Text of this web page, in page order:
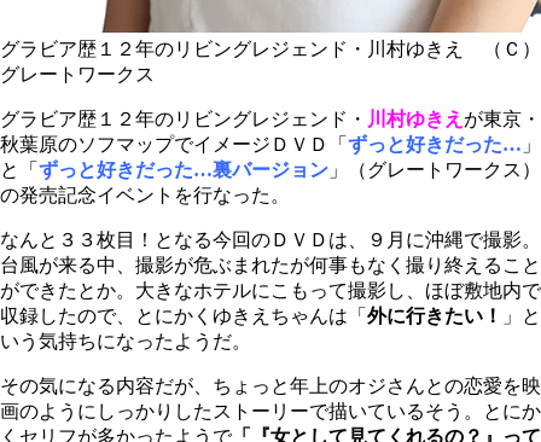
グラビア歴１２年のリビングレジェンド・川村ゆきえ （Ｃ）
グレートワークス
グラビア歴１２年のリビングレジェンド・ 川村ゆきえ が東京・
秋葉原のソフマップでイメージＤＶＤ「 ずっと好きだった… 」
と「 ずっと好きだった…裏バージョン 」（グレートワークス）
の発売記念イベントを行なった。
なんと３３枚目！となる今回のＤＶＤは、９月に沖縄で撮影。
台風が来る中、撮影が危ぶまれたが何事もなく撮り終えること
ができたとか。大きなホテルにこもって撮影し、ほぼ敷地内で
収録したので、とにかくゆきえちゃんは「 外に行きたい！
」と
いう気持ちになったようだ。
その気になる内容だが、ちょっと年上のオジさんとの恋愛を映
画のようにしっかりしたストーリーで描いているそう。とにか
くセリフが多かったようで「『女として見てくれるの？』って